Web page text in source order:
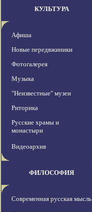
КУЛЬТУРА
Афиша
Новые передвжиники
Фотогалерея
Музыка
"Неизвестные" музеи
Риторика
Русские храмы и
монастыри
Видеоархив
ФИЛОСОФИЯ
Современная русская мысль